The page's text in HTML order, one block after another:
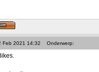
Feb 2021 14:32
Onderwerp: